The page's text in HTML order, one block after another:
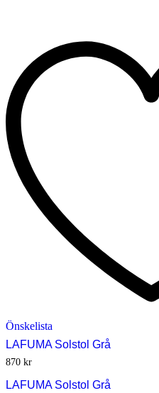
Önskelista
LAFUMA Solstol Grå
870 kr
LAFUMA Solstol Grå